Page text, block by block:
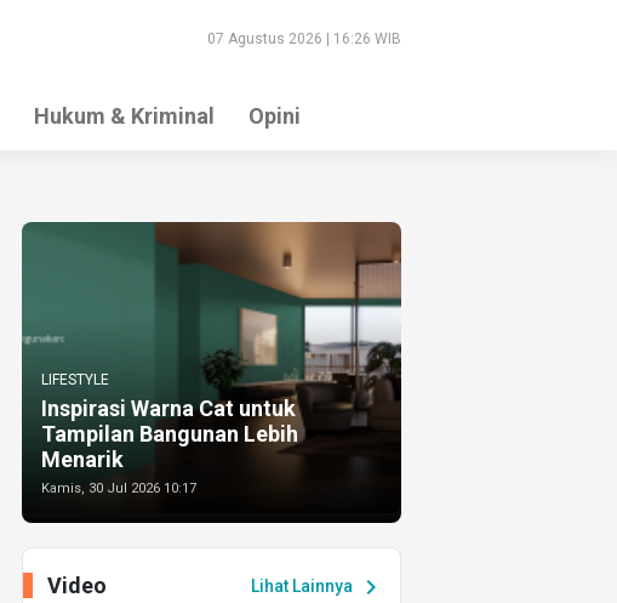
07 Agustus 2026 | 16:26 WIB
Hukum & Kriminal Opini
LIFESTYLE
Inspirasi Warna Cat untuk
Tampilan Bangunan Lebih
Menarik
Kamis, 30 Jul 2026 10:17
Lihat Lainnya chevron_right
Video